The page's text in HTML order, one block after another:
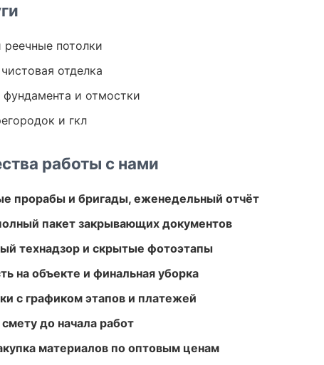
потолки
отделка
фундамента и отмостки
и гкл
работы с нами
прорабы и бригады, еженедельный отчёт
пакет закрывающих документов
технадзор и скрытые фотоэтапы
на объекте и финальная уборка
с графиком этапов и платежей
до начала работ
материалов по оптовым ценам